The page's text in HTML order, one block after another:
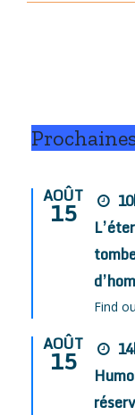
AOÛT
15
Find
AOÛT
15